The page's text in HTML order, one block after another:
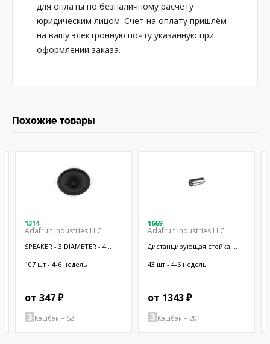
для оплаты по безналичному расчету
юридическим лицом. Счет на оплату пришлём
на вашу электронную почту указанную при
оформлении заказа.
Похожие товары
1314
Adafruit Industries LLC
SPEAKER - 3 DIAMETER - 4
107 шт - 4-6 недель
от 347 ₽
Кэшбэк + 52
1669
Adafruit Industries LLC
Дистанцирующая стойка;
латунь; никель
43 шт - 4-6 недель
от 1343 ₽
Кэшбэк + 201